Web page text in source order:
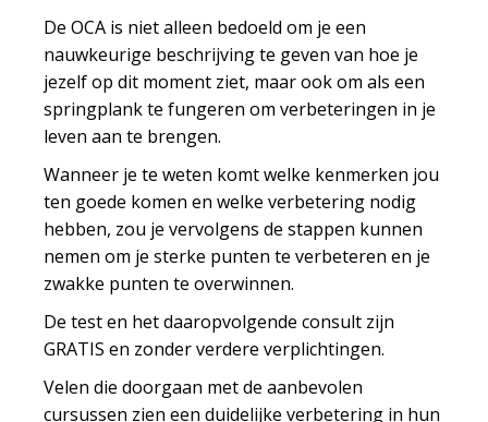
De OCA is niet alleen bedoeld om je een
nauwkeurige beschrijving te geven van hoe je
jezelf op dit moment ziet, maar ook om als een
springplank te fungeren om verbeteringen in je
leven aan te brengen.
Wanneer je te weten komt welke kenmerken jou
ten goede komen en welke verbetering nodig
hebben, zou je vervolgens de stappen kunnen
nemen om je sterke punten te verbeteren en je
zwakke punten te overwinnen.
De test en het daaropvolgende consult zijn
GRATIS en zonder verdere verplichtingen.
Velen die doorgaan met de aanbevolen
cursussen zien een duidelijke verbetering in hun